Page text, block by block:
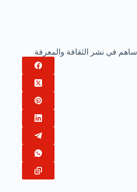
ساهم في نشر الثقافة والمعرفة